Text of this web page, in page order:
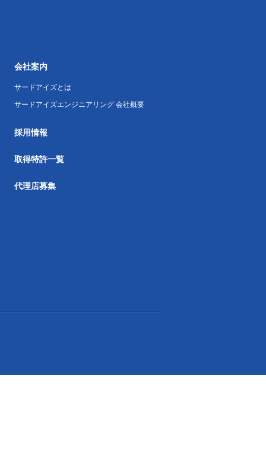
会社案内
サードアイズとは
サードアイズエンジニアリング 会社概要
採用情報
取得特許一覧
代理店募集